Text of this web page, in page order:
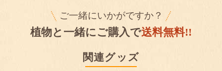
ご一緒にいかがですか？
植物と一緒にご購入で送料無料!!
関連グッズ